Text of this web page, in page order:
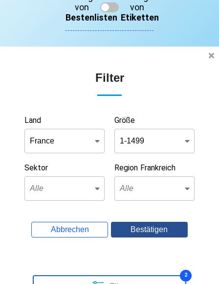
von
Bestenlisten
von
Etiketten
Filter
Land Größe
Sektor Region Frankreich
Abbrechen Bestätigen
2